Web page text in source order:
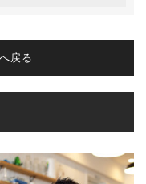
戻る